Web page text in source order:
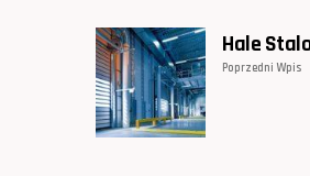
Hale
Poprzedni Wpis